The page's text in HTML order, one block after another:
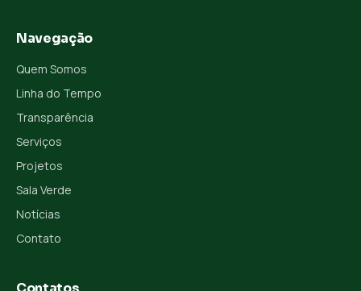
Navegação
Quem Somos
Linha do Tempo
Transparência
Serviços
Projetos
Sala Verde
Notícias
Contato